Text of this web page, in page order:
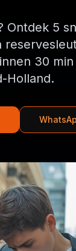
Ontdek 5
30
Holland.